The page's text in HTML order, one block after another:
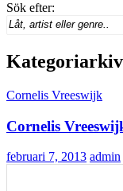
Sök efter:
Cornelis Vreeswijk
Cornelis
februari 7, 2013 admin